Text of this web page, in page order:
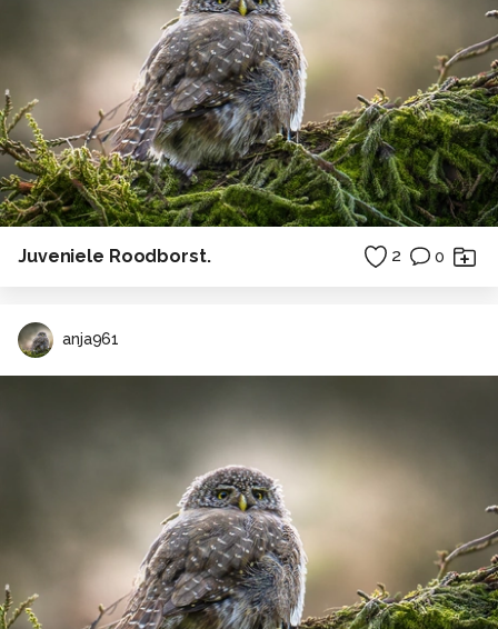
Juveniele Roodborst. 2 0
anja961